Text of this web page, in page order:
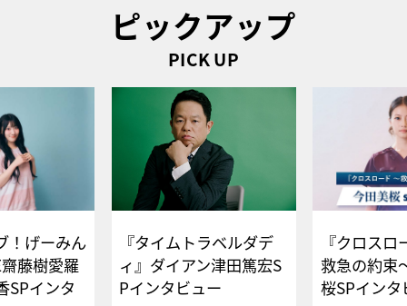
ピックアップ
PICK UP
！げーみん
藤樹愛羅
SPインタ
『タイムトラベルダデ
ィ』ダイアン津田篤宏S
Pインタビュー
『クロス
救急の約束
桜SPイ